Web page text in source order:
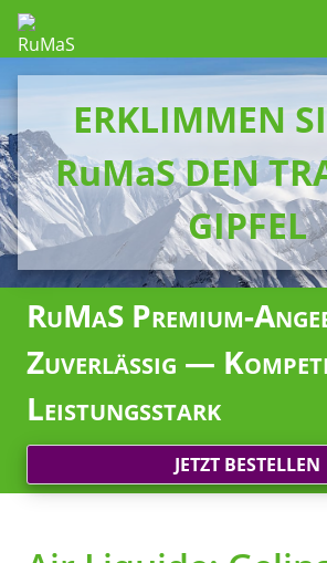
ERKLIMMEN
RuMaS DEN
GIPFEL
RuMaS Premium-
Zuverlässig —
Leistungsstark
JETZT BESTELLEN